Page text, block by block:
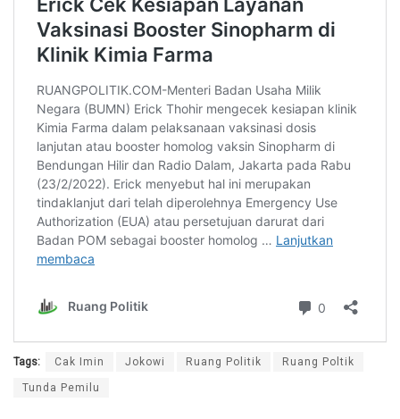
Tags: Cak Imin Jokowi Ruang Politik Ruang Poltik
Tunda Pemilu